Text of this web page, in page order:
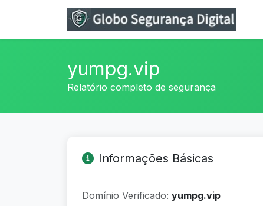
yumpg.vip
Relatório completo de segurança
Informações Básicas
Domínio Verificado: yumpg.vip